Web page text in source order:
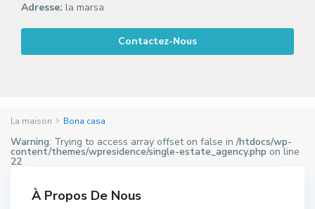
Adresse: la marsa
Contactez-Nous
La maison Bona casa
Warning: Trying to access array offset on false in /htdocs/wp-
content/themes/wpresidence/single-estate_agency.php on line
22
À Propos De Nous